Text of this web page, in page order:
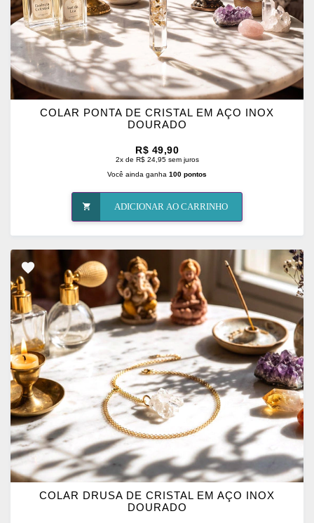
COLAR PONTA DE CRISTAL EM AÇO INOX
DOURADO
R$ 49,90
2x de R$ 24,95 sem juros
Você ainda ganha 100 pontos
ADICIONAR AO CARRINHO
ADICIONAR
OS
FAVORITOS
COLAR DRUSA DE CRISTAL EM AÇO INOX
DOURADO